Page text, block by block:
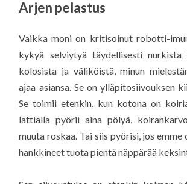
Arjen pelastus
Vaikka moni on kritisoinut robotti-
kykyä selviytyä täydellisesti nurkista
kolosista ja väliköistä, minun
ajaa asiansa. Se on ylläpitosiivouksen
Se toimii etenkin, kun kotona on
lattialla pyörii aina pölyä,
muuta roskaa. Tai siis pyörisi, jos
hankkineet tuota pientä näppärää